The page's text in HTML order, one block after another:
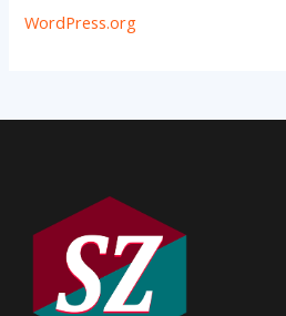
WordPress.org